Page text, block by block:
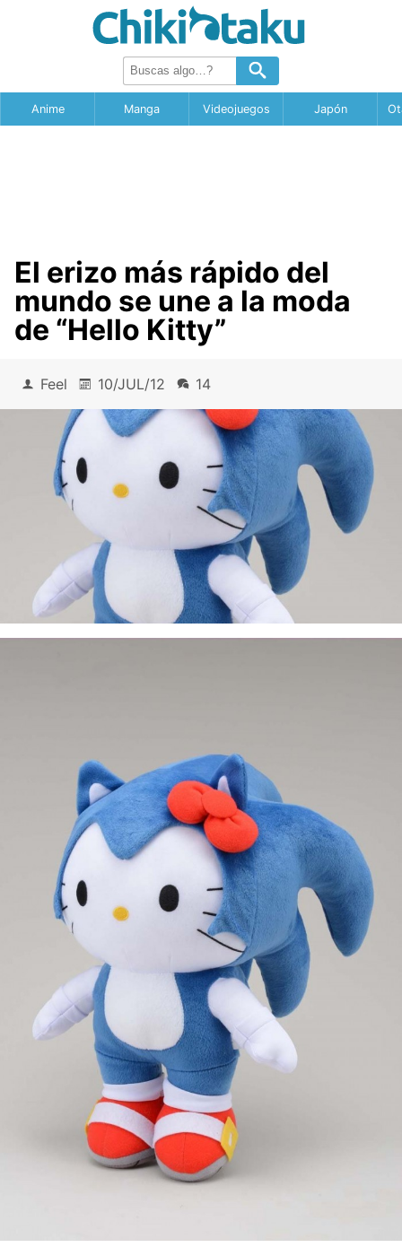
Anime Manga Videojuegos Japón
El erizo más rápido del
mundo se une a la moda
de “Hello Kitty”
Feel 10/JUL/12 14